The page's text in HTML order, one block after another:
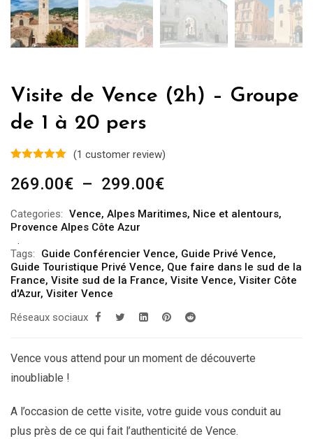
Visite de Vence (2h) – Groupe
de 1 à 20 pers
(1 customer review)
269.00€ – 299.00€Plage
prix :
à
299.00€
Categories: Vence, Alpes Maritimes, Nice et alentours,
Provence Alpes Côte Azur
Tags: Guide Conférencier Vence, Guide Privé Vence,
Guide Touristique Privé Vence, Que faire dans le sud de la
France, Visite sud de la France, Visite Vence, Visiter Côte
d'Azur, Visiter Vence
Réseaux sociaux
Vence vous attend pour un moment de découverte
inoubliable !
A l’occasion de cette visite, votre guide vous conduit au
plus près de ce qui fait l’authenticité de Vence.